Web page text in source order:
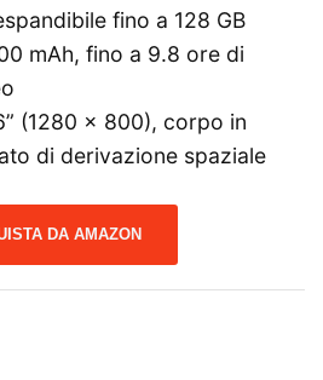
fino a 128 GB
mAh, fino a 9.8 ore di
(1280 x 800), corpo in
di derivazione spaziale
DA AMAZON